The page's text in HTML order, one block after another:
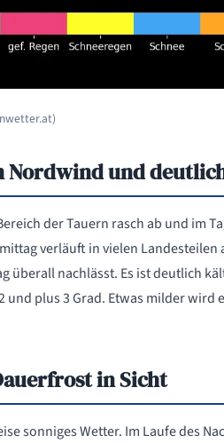
Nordwind und
der Tauern rasch ab und im
verläuft in vielen
nachlässt. Es ist deutlich
plus 3 Grad. Etwas milder wird
in Sicht
sonniges Wetter. Im Laufe des